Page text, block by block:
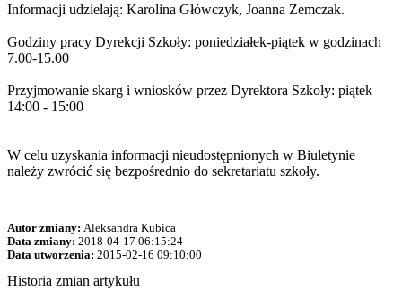
Informacji udzielają: Karolina Główczyk, Joanna Zemczak.
Godziny pracy Dyrekcji Szkoły: poniedziałek-piątek w godzinach
7.00-15.00
Przyjmowanie skarg i wniosków przez Dyrektora Szkoły: piątek
14:00 - 15:00
W celu uzyskania informacji nieudostępnionych w Biuletynie
należy zwrócić się bezpośrednio do sekretariatu szkoły.
Autor zmiany: Aleksandra Kubica
Data zmiany: 2018-04-17 06:15:24
Data utworzenia: 2015-02-16 09:10:00
Historia zmian artykułu